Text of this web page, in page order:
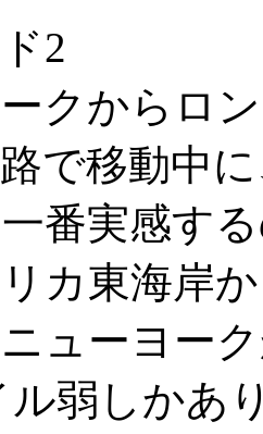
2
クからロ
で移動中
番実感す
カ東海岸
ューヨー
ル弱しかあ